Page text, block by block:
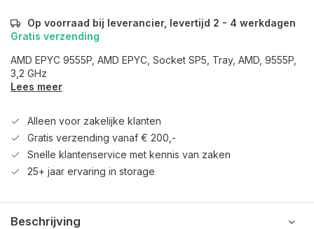
Op voorraad bij leverancier, levertijd 2 - 4 werkdagen
Gratis verzending
AMD EPYC 9555P, AMD EPYC, Socket SP5, Tray, AMD, 9555P,
3,2 GHz
Lees meer
Alleen voor zakelijke klanten
Gratis verzending vanaf € 200,-
Snelle klantenservice met kennis van zaken
25+ jaar ervaring in storage
Beschrijving